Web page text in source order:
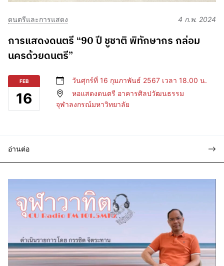
ดนตรีและการแสดง 4 ก.พ. 2024
การแสดงดนตรี “90 ปี ชูชาติ พิทักษากร กล่อม
นครด้วยดนตรี”
FEB
16
วันศุกร์ที่ 16 กุมภาพันธ์ 2567 เวลา 18.00 น.
หอแสดงดนตรี อาคารศิลปวัฒนธรรม
จุฬาลงกรณ์มหาวิทยาลัย
อ่านต่อ